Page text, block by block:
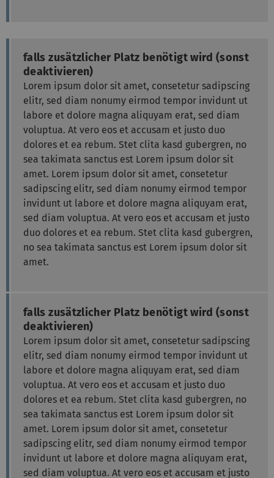
falls zusätzlicher Platz benötigt wird (sonst
deaktivieren)
Lorem ipsum dolor sit amet, consetetur sadipscing
elitr, sed diam nonumy eirmod tempor invidunt ut
labore et dolore magna aliquyam erat, sed diam
voluptua. At vero eos et accusam et justo duo
dolores et ea rebum. Stet clita kasd gubergren, no
sea takimata sanctus est Lorem ipsum dolor sit
amet. Lorem ipsum dolor sit amet, consetetur
sadipscing elitr, sed diam nonumy eirmod tempor
invidunt ut labore et dolore magna aliquyam erat,
sed diam voluptua. At vero eos et accusam et justo
duo dolores et ea rebum. Stet clita kasd gubergren,
no sea takimata sanctus est Lorem ipsum dolor sit
amet.
falls zusätzlicher Platz benötigt wird (sonst
deaktivieren)
Lorem ipsum dolor sit amet, consetetur sadipscing
elitr, sed diam nonumy eirmod tempor invidunt ut
labore et dolore magna aliquyam erat, sed diam
voluptua. At vero eos et accusam et justo duo
dolores et ea rebum. Stet clita kasd gubergren, no
sea takimata sanctus est Lorem ipsum dolor sit
amet. Lorem ipsum dolor sit amet, consetetur
sadipscing elitr, sed diam nonumy eirmod tempor
invidunt ut labore et dolore magna aliquyam erat,
sed diam voluptua. At vero eos et accusam et justo